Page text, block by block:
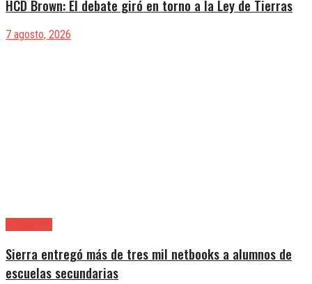
HCD Brown: El debate giró en torno a la Ley de Tierras
7 agosto, 2026
Sierra entregó más de tres mil netbooks a alumnos de
escuelas secundarias